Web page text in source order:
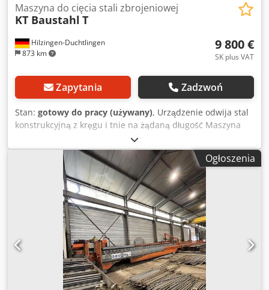
Hilzingen-Duchtlingen
873 km
Maszyna do cięcia stali zbrojeniowej
KT Baustahl T
9 800 €
SK plus VAT
Zapytania Zadzwoń
Stan: gotowy do pracy (używany), Urządzenie odwija stal
konstrukcyjną z kręgu i tnie na żądaną długość Maszyna
prostująca i tnąca na długość 8/10/12/14 mm Djdpfow
Trpcex Aafewa
Ogłoszenia